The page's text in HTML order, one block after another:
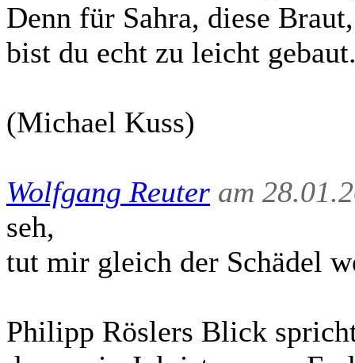
Denn für Sahra, diese Braut,
bist du echt zu leicht
(Michael Kuss)
Wolfgang Reuter am
seh,
tut mir gleich der Schädel
Philipp Röslers Blick